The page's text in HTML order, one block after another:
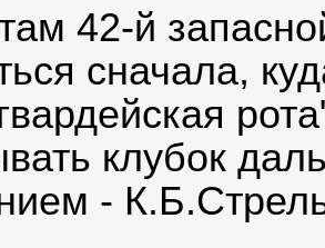
42-й
сначала,
клубок
-